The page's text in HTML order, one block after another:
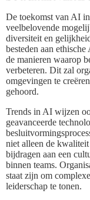
De toekomst van AI
veelbelovende
diversiteit en
besteden aan
de manieren waarop
verbeteren. Dit zal
omgevingen te
gehoord.
Trends in AI wijzen
geavanceerde
niet alleen de
bijdragen aan een
binnen teams.
staat zijn om
leiderschap te tonen.